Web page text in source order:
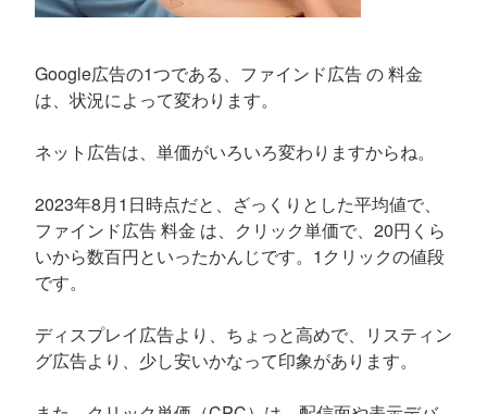
Google広告の1つである、ファインド広告 の 料金
は、状況によって変わります。
ネット広告は、単価がいろいろ変わりますからね。
2023年8月1日時点だと、ざっくりとした平均値で、
ファインド広告 料金 は、クリック単価で、20円くら
いから数百円といったかんじです。1クリックの値段
です。
ディスプレイ広告より、ちょっと高めで、リスティン
グ広告より、少し安いかなって印象があります。